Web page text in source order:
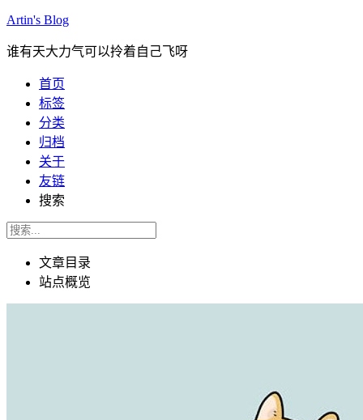
Artin's Blog
谁有天大力气可以拎着自己飞呀
首页
标签
分类
归档
关于
友链
搜索
文章目录
站点概览